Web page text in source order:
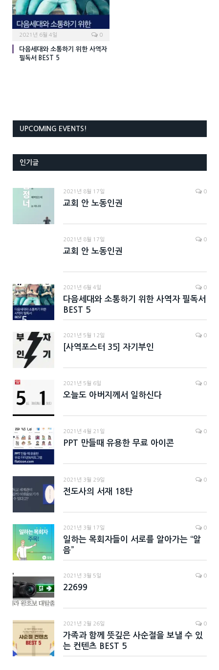
2021년 6월 4일 0
다음세대와 소통하기 위한 사역자
필독서 BEST 5
UPCOMING EVENTS!
인기글
2021년 8월 17일 0
교회 안 노동인권
2021년 8월 17일 0
교회 안 노동인권
2021년 6월 4일 0
다음세대와 소통하기 위한 사역자 필독서
BEST 5
2021년 5월 12일 0
[사역포스터 35] 자기부인
2021년 5월 6일 0
오늘도 아버지께서 일하신다
2021년 4월 21일 0
PPT 만들때 유용한 무료 아이콘
2021년 3월 29일 0
전도사의 서재 18탄
2021년 3월 17일 0
일하는 목회자들이 서로를 알아가는 “알
음”
2021년 3월 5일 0
22699
2021년 2월 26일 0
가족과 함께 뜻깊은 사순절을 보낼 수 있
는 컨텐츠 BEST 5